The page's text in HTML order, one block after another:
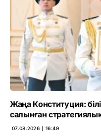
Жаңа Конституция:
салынған
07.08.2026 ∣ 16:49